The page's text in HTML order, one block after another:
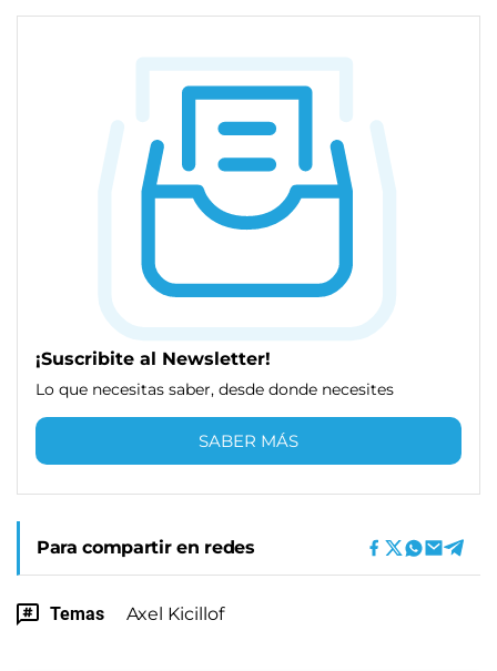
¡Suscribite al Newsletter!
Lo que necesitas saber, desde donde necesites
SABER MÁS
Para compartir en redes
Temas Axel Kicillof